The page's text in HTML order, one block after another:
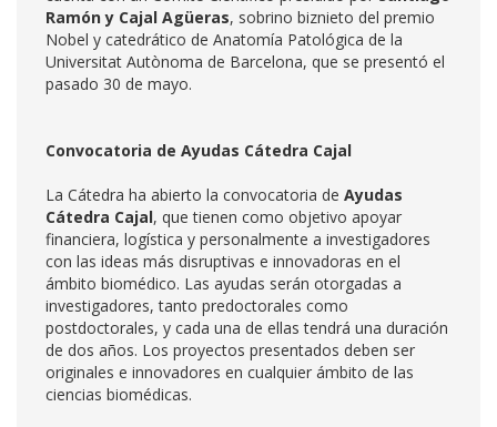
Ramón y Cajal Agüeras, sobrino biznieto del premio
Nobel y catedrático de Anatomía Patológica de la
Universitat Autònoma de Barcelona, que se presentó el
pasado 30 de mayo.
Convocatoria de Ayudas Cátedra Cajal
La Cátedra ha abierto la convocatoria de Ayudas
Cátedra Cajal, que tienen como objetivo apoyar
financiera, logística y personalmente a investigadores
con las ideas más disruptivas e innovadoras en el
ámbito biomédico. Las ayudas serán otorgadas a
investigadores, tanto predoctorales como
postdoctorales, y cada una de ellas tendrá una duración
de dos años. Los proyectos presentados deben ser
originales e innovadores en cualquier ámbito de las
ciencias biomédicas.